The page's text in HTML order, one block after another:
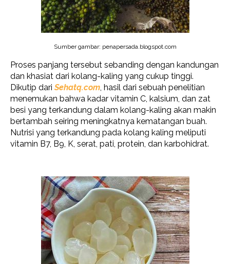
Sumber gambar: penapersada.blogspot.com
Proses panjang tersebut sebanding dengan kandungan
dan khasiat dari kolang-kaling yang cukup tinggi.
Dikutip dari Sehatq.com, hasil dari sebuah penelitian
menemukan bahwa kadar vitamin C, kalsium, dan zat
besi yang terkandung dalam kolang-kaling akan makin
bertambah seiring meningkatnya kematangan buah.
Nutrisi yang terkandung pada kolang kaling meliputi
vitamin B7, B9, K, serat, pati, protein, dan karbohidrat.